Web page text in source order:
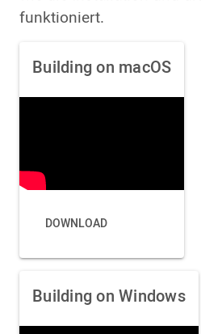
funktioniert.
Building on macOS
DOWNLOAD
Building on Windows